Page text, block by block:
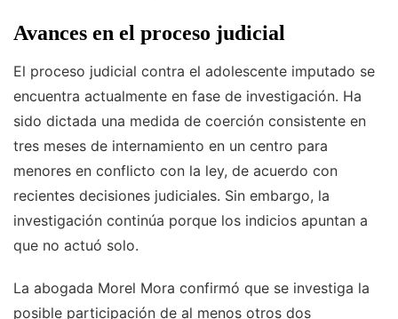
Avances en el proceso judicial
El proceso judicial contra el adolescente imputado se
encuentra actualmente en fase de investigación. Ha
sido dictada una medida de coerción consistente en
tres meses de internamiento en un centro para
menores en conflicto con la ley, de acuerdo con
recientes decisiones judiciales. Sin embargo, la
investigación continúa porque los indicios apuntan a
que no actuó solo.
La abogada Morel Mora confirmó que se investiga la
posible participación de al menos otros dos